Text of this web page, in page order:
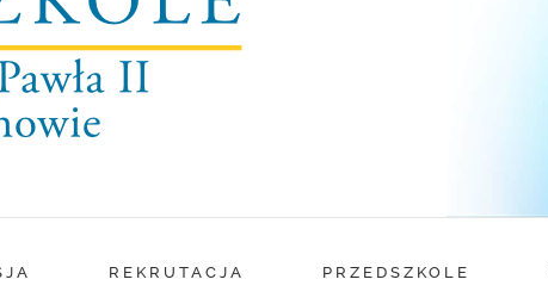
REKRUTACJA PRZEDSZKOLE